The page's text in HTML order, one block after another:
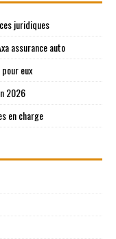
juridiques
assurance auto
eux
2026
en charge